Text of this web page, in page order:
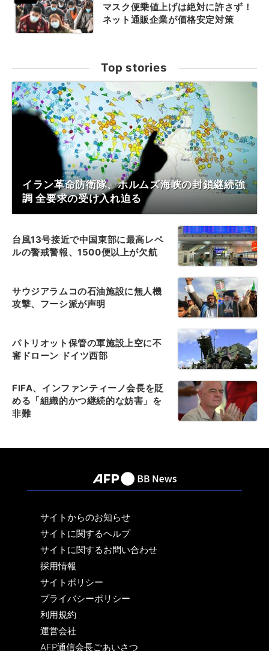
マスク便乗値上げは絶対に許さず！
ネット通販企業が価格安定対策
Top stories
イラン革命防衛隊、ホルムズ海峡の封鎖継続強
調 全要求の受け入れ迫る
台風13号接近で中国東部に最高レベ
ルの警戒警報、1500便以上が欠航
サウジアラムコの石油施設に無人機
攻撃、フーシ派が声明
パトリオット保管の軍施設上空に不
審ドローン ドイツ西部
FIFA、インファンティーノ会長を貶
める「組織的かつ継続的な妨害」を
非難
サイトからのお知らせ
サイトに関するヘルプ
サイトに関するお問い合わせ
採用情報
サイトポリシー
プライバシーポリシー
利用規約
運営会社
AFP通信会長ごあいさつ